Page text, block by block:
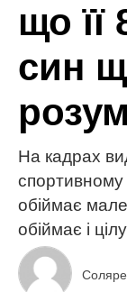
що її
син
На кадрах
спортивному
обіймає
обіймає і